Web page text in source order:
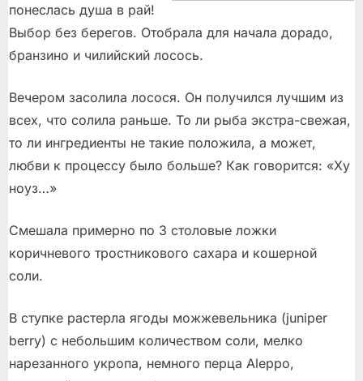
понеслась душа в рай!
Выбор без берегов. Отобрала для начала дорадо,
бранзино и чилийский лосось.
Вечером засолила лосося. Он получился лучшим из
всех, что солила раньше. То ли рыба экстра-свежая,
то ли ингредиенты не такие положила, а может,
любви к процессу было больше? Как говорится: «Ху
ноуз…»
Смешала примерно по 3 столовые ложки
коричневого тростникового сахара и кошерной
соли.
В ступке растерла ягоды можжевельника (juniper
berry) с небольшим количеством соли, мелко
нарезанного укропа, немного перца Aleppo,